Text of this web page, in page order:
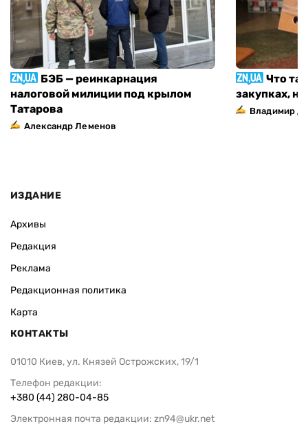
БЭБ — реинкарнация
налоговой милиции под крылом
Татарова
Александр Леменов
Что
закупках,
Владимир
ИЗДАНИЕ
Архивы
Редакция
Реклама
Редакционная политика
Карта
КОНТАКТЫ
01010 Киев, ул. Князей Острожских, 19/1
Телефон редакции:
+380 (44) 280-04-85
Электронная почта редакции: zn94@ukr.net